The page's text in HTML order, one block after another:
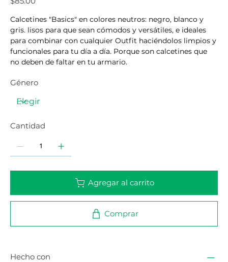
Calcetines "Basics" en colores neutros: negro, blanco y
gris. lisos para que sean cómodos y versátiles, e ideales
para combinar con cualquier Outfit haciéndolos limpios y
funcionales para tu día a día. Porque son calcetines que
no deben de faltar en tu armario.
Género
Cantidad
Agregar al carrito
Comprar
Hecho con